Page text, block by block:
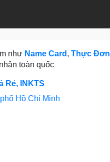
như Name Card , Thực Đơn
toàn quốc
Rẻ, INKTS
Hồ Chí Minh